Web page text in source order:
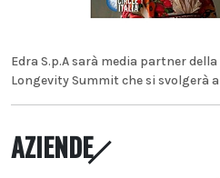
Edra S.p.A sarà media partner
Longevity Summit che si svolgerà a
AZIENDE